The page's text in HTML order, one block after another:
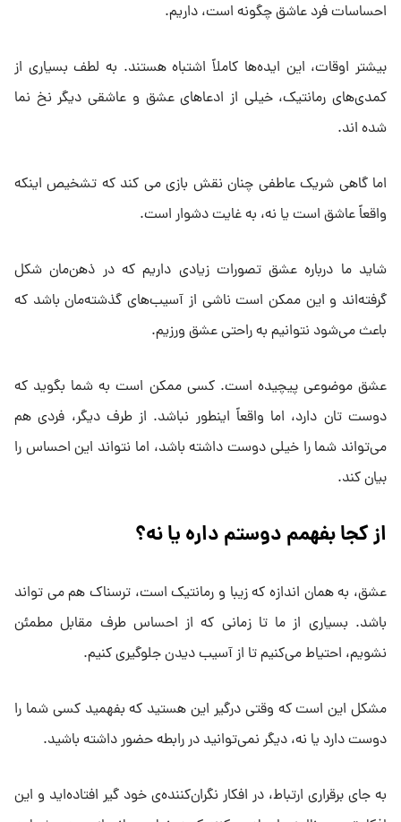
احساسات فرد عاشق چگونه است، داریم.
بیشتر اوقات، این ایده‌ها کاملاً اشتباه هستند. به لطف بسیاری از
کمدی‌های رمانتیک، خیلی از ادعاهای عشق و عاشقی دیگر نخ نما
شده اند.
اما گاهی شریک عاطفی چنان نقش بازی می کند که تشخیص اینکه
واقعاً عاشق است یا نه، به غایت دشوار است.
شاید ما درباره عشق تصورات زیادی داریم که در ذهن‌مان شکل
گرفته‌اند و این ممکن است ناشی از آسیب‌های گذشته‌مان باشد که
باعث می‌شود نتوانیم به راحتی عشق ورزیم.
عشق موضوعی پیچیده است. کسی ممکن است به شما بگوید که
دوست تان دارد، اما واقعاً اینطور نباشد. از طرف دیگر، فردی هم
می‌تواند شما را خیلی دوست داشته باشد، اما نتواند این احساس را
بیان کند.
از کجا بفهمم دوستم داره یا نه؟
عشق، به همان اندازه که زیبا و رمانتیک است، ترسناک هم می تواند
باشد. بسیاری از ما تا زمانی که از احساس طرف مقابل مطمئن
نشویم، احتیاط می‌کنیم تا از آسیب دیدن جلوگیری کنیم.
مشکل این است که وقتی درگیر این هستید که بفهمید کسی شما را
دوست دارد یا نه، دیگر نمی‌توانید در رابطه حضور داشته باشید.
به جای برقراری ارتباط، در افکار نگران‌کننده‌ی خود گیر افتاده‌اید و این